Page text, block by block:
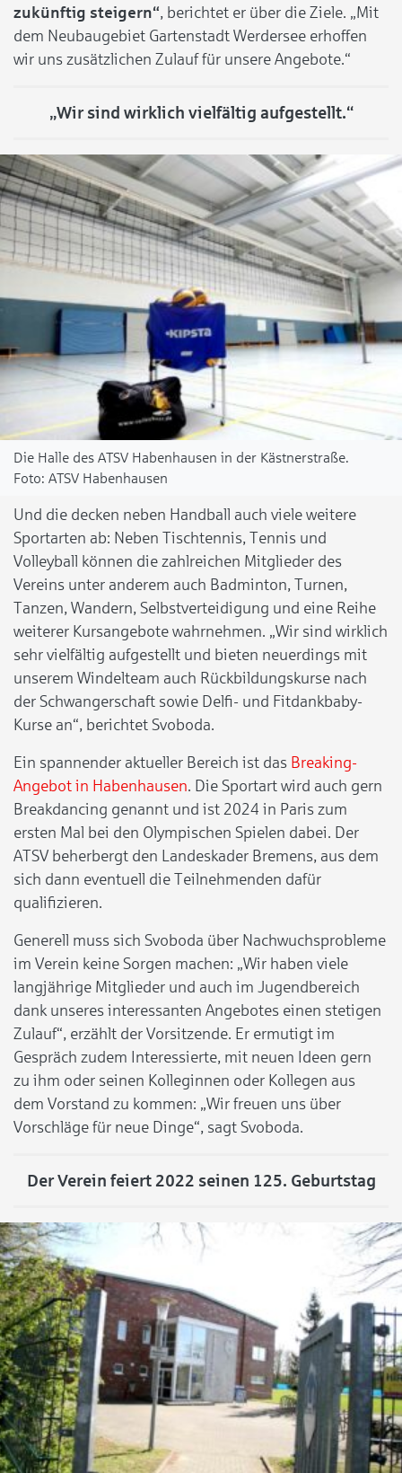
zukünftig steigern“, berichtet er über die Ziele. „Mit
dem Neubaugebiet Gartenstadt Werdersee erhoffen
wir uns zusätzlichen Zulauf für unsere Angebote.“
„Wir sind wirklich vielfältig aufgestellt.“
Die Halle des ATSV Habenhausen in der Kästnerstraße.
ATSV Habenhausen
Und die decken neben Handball auch viele weitere
Sportarten ab: Neben Tischtennis, Tennis und
Volleyball können die zahlreichen Mitglieder des
Vereins unter anderem auch Badminton, Turnen,
Tanzen, Wandern, Selbstverteidigung und eine Reihe
weiterer Kursangebote wahrnehmen. „Wir sind wirklich
sehr vielfältig aufgestellt und bieten neuerdings mit
unserem Windelteam auch Rückbildungskurse nach
der Schwangerschaft sowie Delfi- und Fitdankbaby-
Kurse an“, berichtet Svoboda.
Ein spannender aktueller Bereich ist das Breaking-
Angebot in Habenhausen. Die Sportart wird auch gern
Breakdancing genannt und ist 2024 in Paris zum
ersten Mal bei den Olympischen Spielen dabei. Der
ATSV beherbergt den Landeskader Bremens, aus dem
sich dann eventuell die Teilnehmenden dafür
qualifizieren.
Generell muss sich Svoboda über Nachwuchsprobleme
im Verein keine Sorgen machen: „Wir haben viele
langjährige Mitglieder und auch im Jugendbereich
dank unseres interessanten Angebotes einen stetigen
Zulauf“, erzählt der Vorsitzende. Er ermutigt im
Gespräch zudem Interessierte, mit neuen Ideen gern
zu ihm oder seinen Kolleginnen oder Kollegen aus
dem Vorstand zu kommen: „Wir freuen uns über
Vorschläge für neue Dinge“, sagt Svoboda.
Der Verein feiert 2022 seinen 125. Geburtstag